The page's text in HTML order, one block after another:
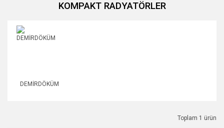
KOMPAKT RADYATÖRLER
DEMİRDÖKÜM
Toplam 1 ürün